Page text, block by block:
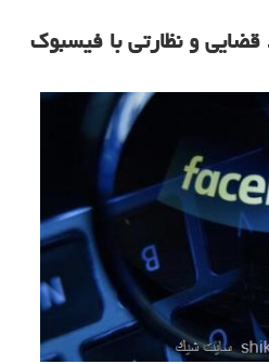
قضایی و نظارتی با فیسبوک